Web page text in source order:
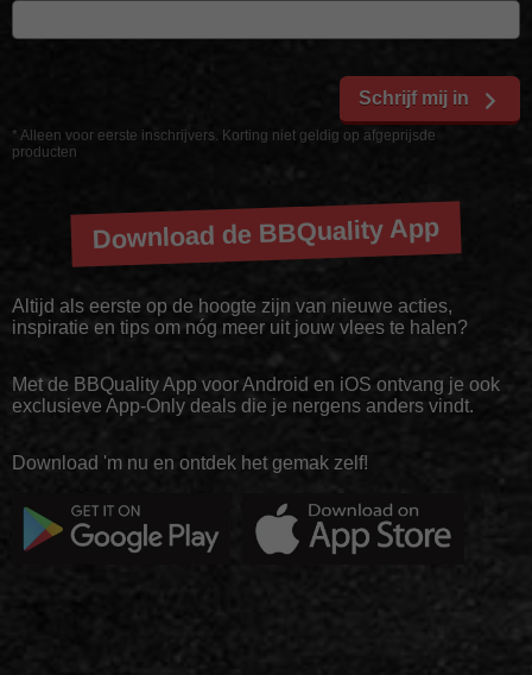
* Alleen voor eerste inschrijvers. Korting niet geldig op afgeprijsde
producten
Schrijf mij in
Download de BBQuality App
Altijd als eerste op de hoogte zijn van nieuwe acties,
inspiratie en tips om nóg meer uit jouw vlees te halen?
Met de BBQuality App voor Android en iOS ontvang je ook
exclusieve App-Only deals die je nergens anders vindt.
Download 'm nu en ontdek het gemak zelf!